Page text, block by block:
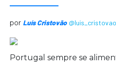
por Luís Cristovão @luis_cristovao
Portugal sempre se